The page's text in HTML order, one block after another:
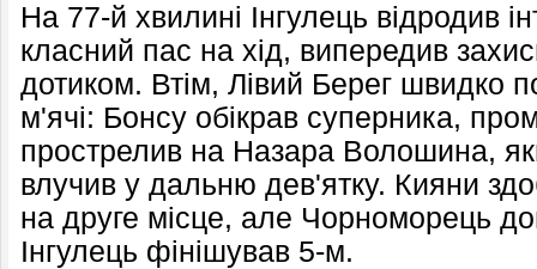
На 77-й хвилині Інгулець відродив
класний пас на хід, випередив
дотиком. Втім, Лівий Берег швидко
м'ячі: Бонсу обікрав суперника,
прострелив на Назара Волошина,
влучив у дальню дев'ятку. Кияни
на друге місце, але Чорноморець
Інгулець фінішував 5-м.